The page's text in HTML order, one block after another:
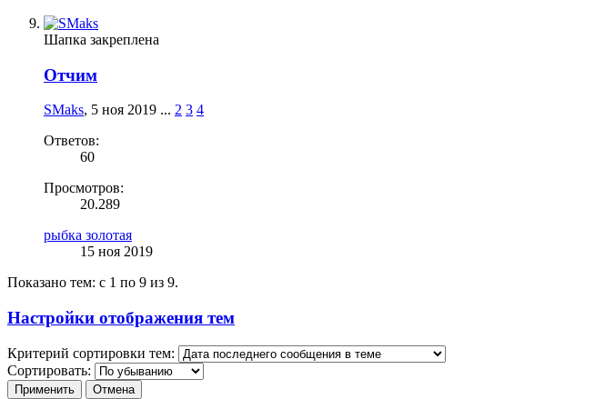
Шапка закреплена
Отчим
SMaks, 5 ноя 2019 ... 2 3 4
Ответов:
60
Просмотров:
20.289
рыбка золотая
15 ноя 2019
Показано тем: с 1 по 9 из 9.
Настройки отображения тем
Критерий сортировки тем:
Сортировать: